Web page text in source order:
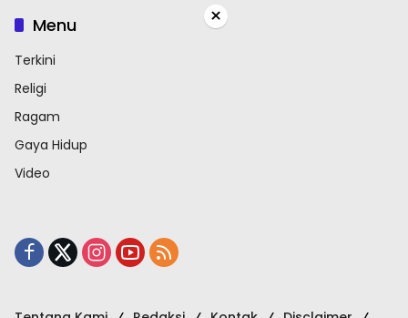
Menu
Terkini
Religi
Ragam
Gaya Hidup
Video
×